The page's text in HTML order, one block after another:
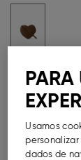
Guia de
Métodos de
PARA
Usamos
dados de